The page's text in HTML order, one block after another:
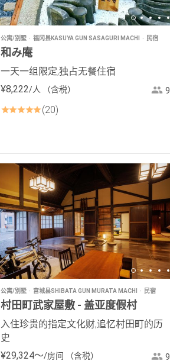
公寓/别墅 福冈县KASUYA GUN SASAGURI MACHI 民宿
和み庵
一天一组限定,独占无餐住宿
¥8,222/人 （含税） 9
20
公寓/别墅 宫城县SHIBATA GUN MURATA MACHI 民宿
村田町武家屋敷 - 盖亚度假村
入住珍贵的指定文化财,追忆村田町的历
史
¥29,324〜/房间 （含税） 9